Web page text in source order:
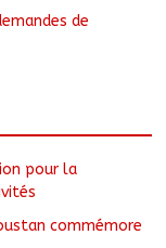
de
pour la
commémore